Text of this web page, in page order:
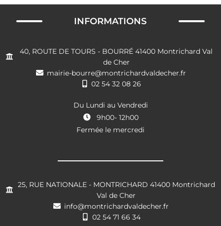
INFORMATIONS
40, ROUTE DE TOURS - BOURRÉ 41400 Montrichard Val
de Cher
mairie-bourre@montrichardvaldecher.fr
02 54 32 08 26
Du Lundi au Vendredi
9h00- 12h00
Fermée le mercredi
25, RUE NATIONALE - MONTRICHARD 41400 Montrichard
Val de Cher
info@montrichardvaldecher.fr
02 54 71 66 34